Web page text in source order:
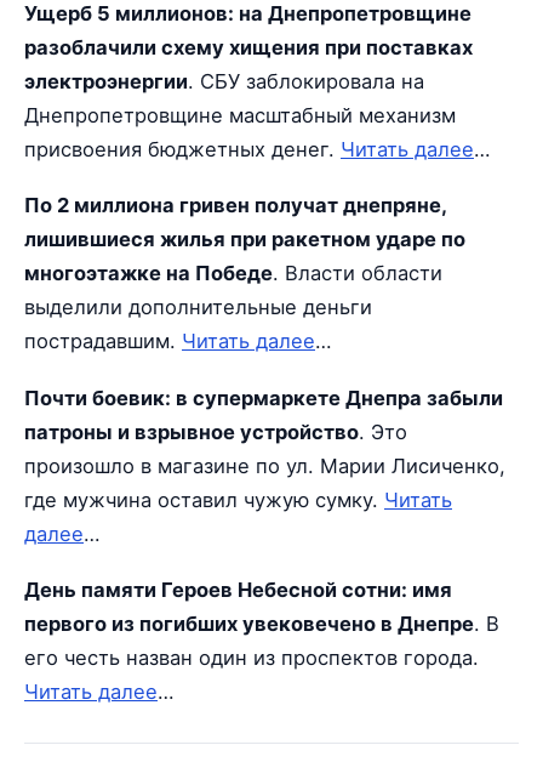
Ущерб 5 миллионов: на Днепропетровщине
разоблачили схему хищения при поставках
электроэнергии. СБУ заблокировала на
Днепропетровщине масштабный механизм
присвоения бюджетных денег. Читать далее…
По 2 миллиона гривен получат днепряне,
лишившиеся жилья при ракетном ударе по
многоэтажке на Победе. Власти области
выделили дополнительные деньги
пострадавшим. Читать далее…
Почти боевик: в супермаркете Днепра забыли
патроны и взрывное устройство. Это
произошло в магазине по ул. Марии Лисиченко,
где мужчина оставил чужую сумку. Читать
далее…
День памяти Героев Небесной сотни: имя
первого из погибших увековечено в Днепре. В
его честь назван один из проспектов города.
Читать далее…